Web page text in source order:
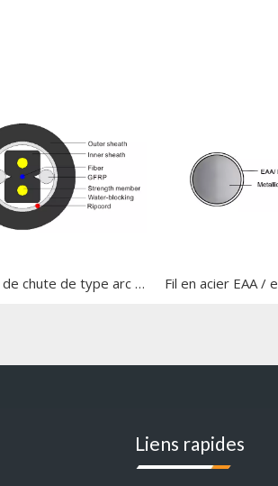
Câble de chute de type arc à pipeline Fil en acier EAA /
Liens rapides